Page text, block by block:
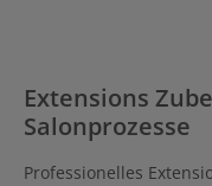
Extensions
Salonprozesse
Professionelles